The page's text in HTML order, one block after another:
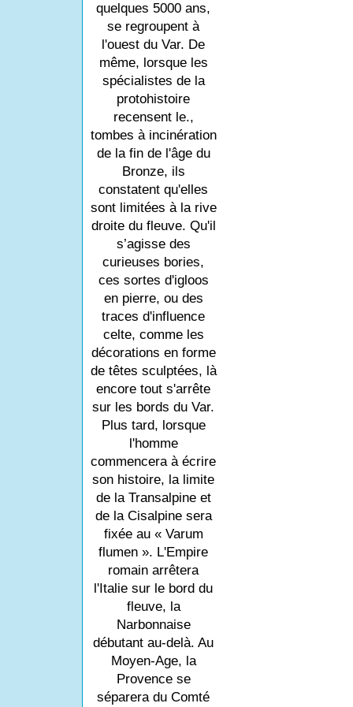
quelques 5000 ans,
se regroupent à
l'ouest du Var. De
même, lorsque les
spécialistes de la
protohistoire
recensent le.,
tombes à incinération
de la fin de l'âge du
Bronze, ils
constatent qu'elles
sont limitées à la rive
droite du fleuve. Qu'il
s’agisse des
curieuses bories,
ces sortes d'igloos
en pierre, ou des
traces d'influence
celte, comme les
décorations en forme
de têtes sculptées, là
encore tout s'arrête
sur les bords du Var.
Plus tard, lorsque
l'homme
commencera à écrire
son histoire, la limite
de la Transalpine et
de la Cisalpine sera
fixée au « Varum
flumen ». L'Empire
romain arrêtera
l'Italie sur le bord du
fleuve, la
Narbonnaise
débutant au-delà. Au
Moyen-Age, la
Provence se
séparera du Comté